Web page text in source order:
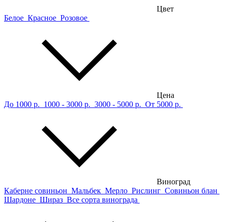
Цвет
Белое Красное Розовое
Цена
До 1000 р. 1000 - 3000 р. 3000 - 5000 р. От 5000 р.
Виноград
Каберне совиньон Мальбек Мерло Рислинг Совиньон блан
Шардоне Шираз Все сорта винограда